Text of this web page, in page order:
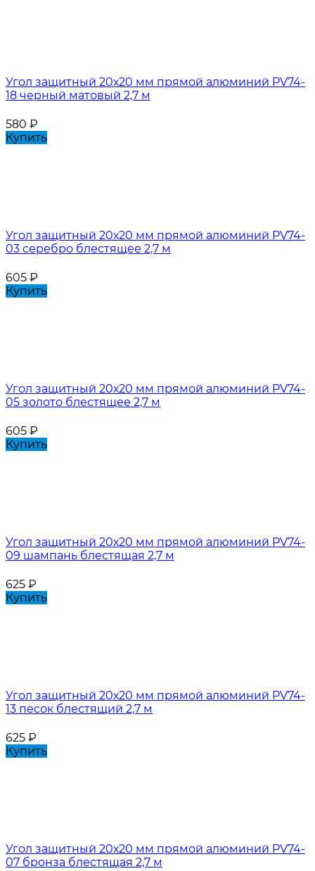
Угол защитный 20х20 мм прямой алюминий PV74-
18 черный матовый 2,7 м
580 ₽
Купить
Угол защитный 20х20 мм прямой алюминий PV74-
03 серебро блестящее 2,7 м
605 ₽
Купить
Угол защитный 20х20 мм прямой алюминий PV74-
05 золото блестящее 2,7 м
605 ₽
Купить
Угол защитный 20х20 мм прямой алюминий PV74-
09 шампань блестящая 2,7 м
625 ₽
Купить
Угол защитный 20х20 мм прямой алюминий PV74-
13 песок блестящий 2,7 м
625 ₽
Купить
Угол защитный 20х20 мм прямой алюминий PV74-
07 бронза блестящая 2,7 м